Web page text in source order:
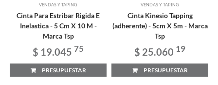
VENDAS Y TAPING
Cinta Para Estribar Rigida E
Inelastica - 5 Cm X 10 M -
Marca Tsp
$ 19.045 75
PRESUPUESTAR
VENDAS Y TAPING
Cinta Kinesio Tapping
(adherente) - 5cm X 5m - Marca
Tsp
$ 25.060 19
PRESUPUESTAR